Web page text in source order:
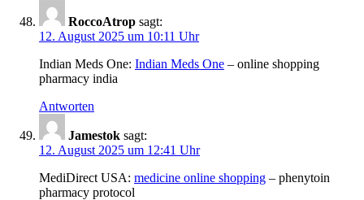
RoccoAtrop sagt:
12. August 2025 um 10:11 Uhr
Indian Meds One: Indian Meds One – online shopping
pharmacy india
Antworten
Jamestok sagt:
12. August 2025 um 12:41 Uhr
MediDirect USA: medicine online shopping – phenytoin
pharmacy protocol